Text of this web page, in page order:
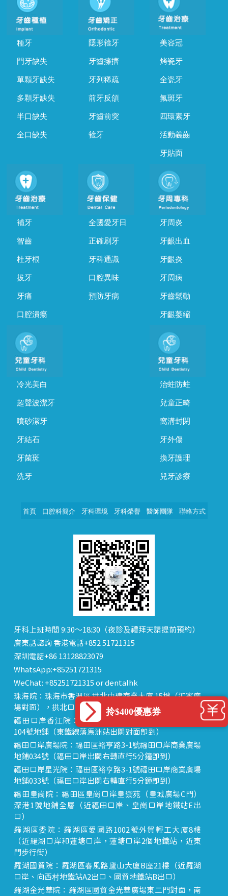
種牙
門牙缺失
單顆牙缺失
多顆牙缺失
半口缺失
全口缺失
隱形箍牙
牙齒擁擠
牙列稀疏
前牙反頜
牙齒前突
箍牙
美容冠
烤瓷牙
全瓷牙
氟斑牙
四環素牙
活動義齒
牙貼面
補牙
智齒
杜牙根
拔牙
牙痛
口腔潰瘍
全國愛牙日
正確刷牙
牙科通識
口腔異味
預防牙病
牙周炎
牙齦出血
牙齦炎
牙周病
牙齒鬆動
牙齦萎縮
冷光美白
超聲波潔牙
噴砂潔牙
牙結石
牙菌斑
洗牙
治蛀防蛀
兒童正畸
窩溝封閉
牙外傷
換牙護理
兒牙診療
首頁 口腔科簡介 牙科環境 牙科榮譽 醫師團隊 聯絡方式
牙科上班時間 9:30～18:30（夜診及禮拜天請提前預約）
廣東話諮詢 香港電話+852 51721315
深圳電話+86 13128823079
WhatsApp:+85251721315
WeChat: +85251721315 or dentalhk
珠海院：珠海市香洲區 拱北中建商業大廈 15樓（迎賓廣
場對面），拱北口岸步行8分鐘直達
福田口岸香江院：福田區福田口岸正對面，海悅華城
104號地鋪（東鐵線落馬洲站出關對面即到）
福田口岸廣場院：福田區裕亨路3-1號福田口岸商業廣場
地鋪034號（福田口岸出關右轉直行5分鐘即到）
福田口岸星光院：福田區裕亨路3-1號福田口岸商業廣場
地鋪033號（福田口岸出關右轉直行5分鐘即到）
福田皇崗院：福田區皇崗口岸皇禦苑（皇城廣場C門）
深港1號地鋪全層（近福田口岸、皇崗口岸地鐵站E出
口）
羅湖區委院：羅湖區愛國路1002號外貿輕工大廈8樓
（近羅湖口岸和蓮塘口岸，蓮塘口岸2個地鐵站，近東
門步行街）
羅湖國貿院：羅湖區春風路廬山大廈B座21樓（近羅湖
口岸、向西村地鐵站A2出口、國貿地鐵站B出口）
羅湖金光華院：羅湖區國貿金光華廣場東二門對面，南
拎$400優惠券